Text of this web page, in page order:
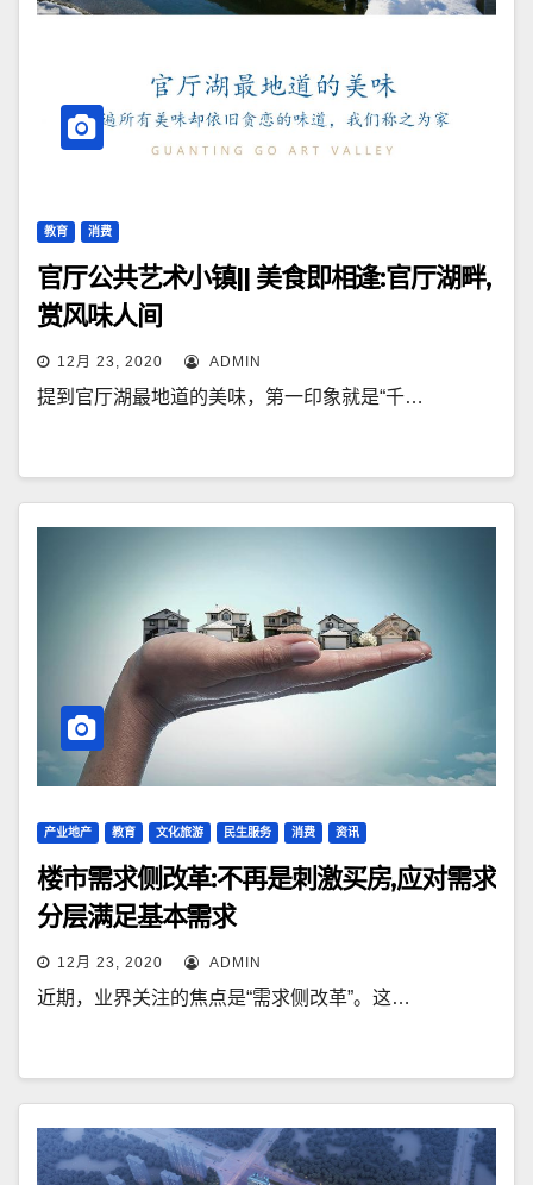
教育 消费
官厅公共艺术小镇|| 美食即相逢:官厅湖畔,
赏风味人间
12月 23, 2020 ADMIN
提到官厅湖最地道的美味，第一印象就是“千…
产业地产 教育 文化旅游 民生服务 消费 资讯
楼市需求侧改革:不再是刺激买房,应对需求
分层满足基本需求
12月 23, 2020 ADMIN
近期，业界关注的焦点是“需求侧改革”。这…